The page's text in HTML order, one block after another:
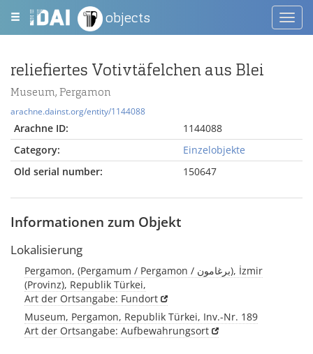
objects
reliefiertes Votivtäfelchen aus Blei
Museum, Pergamon
arachne.dainst.org/entity/1144088
Arachne ID:
1144088
Category:
Einzelobjekte
Old serial number:
150647
Informationen zum Objekt
Lokalisierung
Pergamon, (Pergamum / Pergamon / برغامون), İzmir
(Provinz), Republik Türkei,
Art der Ortsangabe: Fundort
Museum, Pergamon, Republik Türkei, Inv.-Nr. 189
Art der Ortsangabe: Aufbewahrungsort